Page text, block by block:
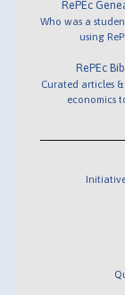
RePEc
Who was a
using
RePEc
Curated articles
economics